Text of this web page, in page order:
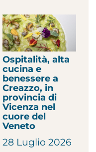
Ospitalità, alta
cucina e
benessere a
Creazzo, in
provincia di
Vicenza nel
cuore del
Veneto
28 Luglio 2026